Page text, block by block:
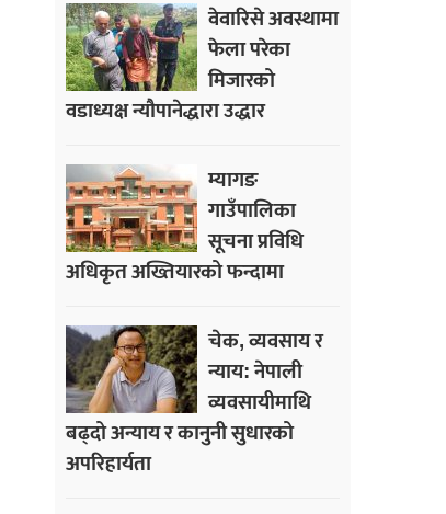
वेवारिसे अवस्थामा
फेला परेका
मिजारको
वडाध्यक्ष न्यौपानेद्धारा उद्धार
म्यागङ
गाउँपालिका
सूचना प्रविधि
अधिकृत अख्तियारको फन्दामा
चेक, व्यवसाय र
न्याय: नेपाली
व्यवसायीमाथि
बढ्दो अन्याय र कानुनी सुधारको
अपरिहार्यता